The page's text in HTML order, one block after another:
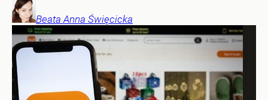
Beata Anna Święcicka